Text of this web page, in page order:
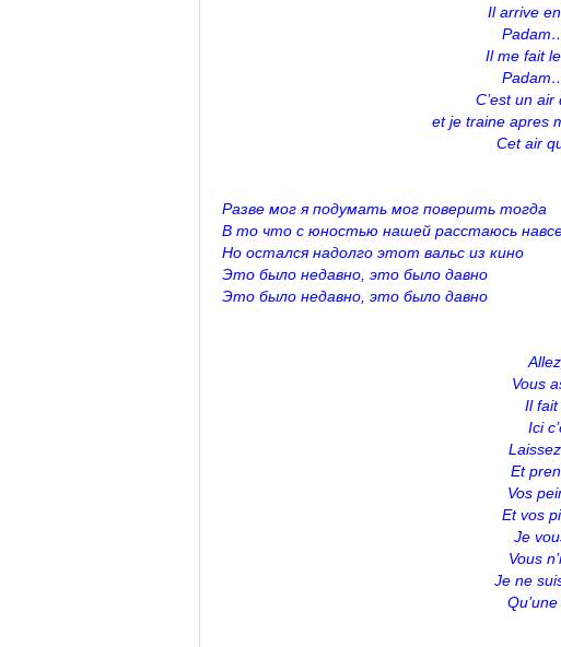
Il arrive
Il me fait
C’est un
et je traine apres
Cet air
Разве мог я подумать мог поверить тогда
В то что с юностью нашей расстаюсь
Но остался надолго этот вальс из кино
Это было недавно, это было давно
Это было недавно, это было давно
Vous
Il fait
Ici
Et
Vos
Et vos
Je
Vous
Je ne